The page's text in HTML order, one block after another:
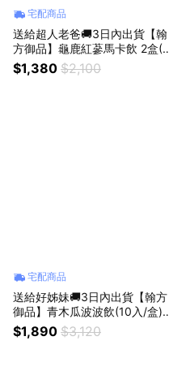
宅配商品
送給超人老爸🚚3日內出貨【翰
方御品】龜鹿紅蔘馬卡飲 2盒(7
入) 贈 品牌送禮提袋 父親節 男
友 老公 生日送禮首選
$1,380 $2,100
宅配商品
送給好姊妹🚚3日內出貨【翰方
御品】青木瓜波波飲(10入/盒)
美胸精華油(45mL) + 贈 陶瓷刮
痧板 品牌送禮提袋 女生生日禮
$1,890 $3,120